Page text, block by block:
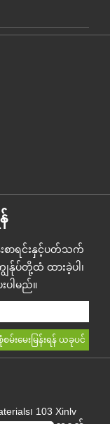
ာရင်းနှင့်ပတ်သက်
ျွန်ုပ်တို့ထံ ထားခဲ့ပါ၊
ါမည်။
၊ 103 Xinlv